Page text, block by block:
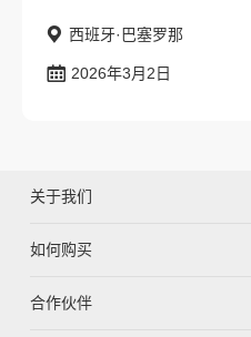
西班牙·巴塞罗那
2026年3月2日
关于我们
如何购买
合作伙伴